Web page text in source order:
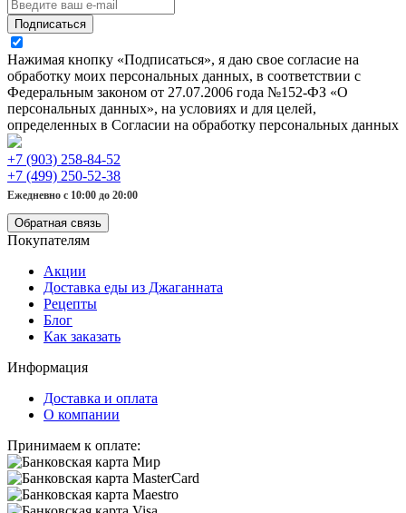
Подписаться
Нажимая кнопку «Подписаться», я даю свое согласие на
обработку моих персональных данных, в соответствии с
Федеральным законом от 27.07.2006 года №152-ФЗ «О
персональных данных», на условиях и для целей,
определенных в Согласии на обработку персональных данных
+7 (903) 258-84-52
+7 (499) 250-52-38
Ежедневно с 10:00 до 20:00
Обратная связь
Покупателям
Акции
Доставка еды из Джаганната
Рецепты
Блог
Как заказать
Информация
Доставка и оплата
О компании
Принимаем к оплате: